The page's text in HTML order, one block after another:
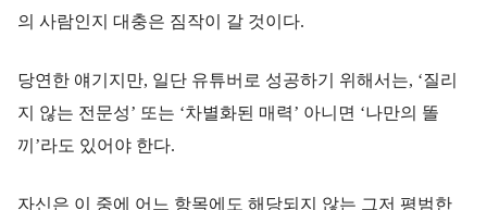
의 사람인지 대충은 짐작이 갈 것이다.
당연한 얘기지만, 일단 유튜버로 성공하기 위해서는, ‘질리
지 않는 전문성’ 또는 ‘차별화된 매력’ 아니면 ‘나만의 똘
끼’라도 있어야 한다.
자신은 이 중에 어느 항목에도 해당되지 않는 그저 평범한